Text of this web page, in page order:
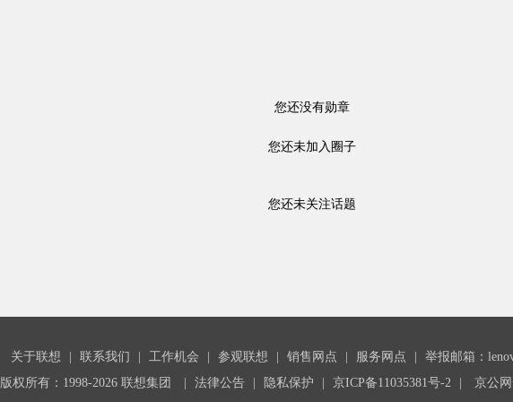
您还没有勋章
您还未加入圈子
您还未关注话题
关于联想 联系我们 工作机会 参观联想 销售网点 服务网点
举报邮箱：
版权所有：1998-2026 联想集团
法律公告 隐私保护 京ICP备11035381号-2 京公